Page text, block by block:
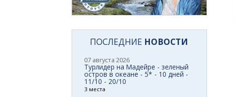
ПОСЛЕДНИЕ НОВОСТИ
07 августа 2026
Турлидер на Мадейре - зеленый
остров в океане - 5* - 10 дней -
11/10 - 20/10
3 места